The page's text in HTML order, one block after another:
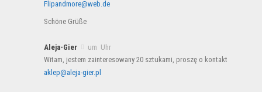
Flipandmore@web.de
Schöne Grüße
Aleja-Gier
um Uhr
Witam, jestem zainteresowany 20 sztukami, proszę o kontakt
aklep@aleja-gier.pl